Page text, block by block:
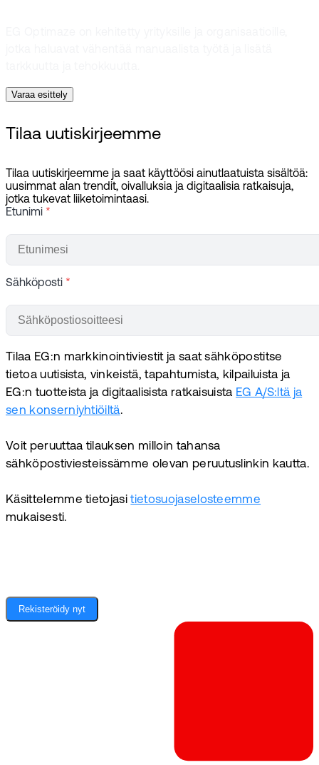
Varaa esittely
Tilaa uutiskirjeemme
Tilaa uutiskirjeemme ja saat käyttöösi ainutlaatuista sisältöä:
uusimmat alan trendit, oivalluksia ja digitaalisia ratkaisuja,
jotka tukevat liiketoimintaasi.
Etunimi *
Sähköposti *
Tilaa EG:n markkinointiviestit ja saat sähköpostitse
tietoa uutisista, vinkeistä, tapahtumista, kilpailuista ja
EG:n tuotteista ja digitaalisista ratkaisuista EG A/S:ltä ja
sen konserniyhtiöiltä.
Voit peruuttaa tilauksen milloin tahansa
sähköpostiviesteissämme olevan peruutuslinkin kautta.
Käsittelemme tietojasitietosuojaselosteemme
mukaisesti.
Rekisteröidy nyt